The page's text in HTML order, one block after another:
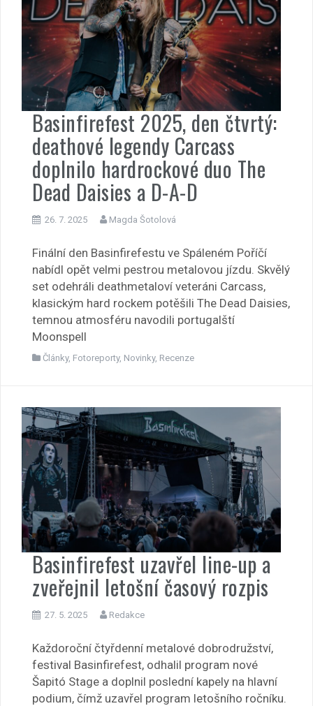
Basinfirefest 2025, den čtvrtý:
deathové legendy Carcass
doplnilo hardrockové duo The
Dead Daisies a D-A-D
26. 7. 2025 Magda Šotolová
Finální den Basinfirefestu ve Spáleném Poříčí
nabídl opět velmi pestrou metalovou jízdu. Skvělý
set odehráli deathmetaloví veteráni Carcass,
klasickým hard rockem potěšili The Dead Daisies,
temnou atmosféru navodili portugalští
Moonspell
Články, Fotoreporty, Novinky, Recenze
Basinfirefest uzavřel line-up a
zveřejnil letošní časový rozpis
27. 5. 2025 Redakce
Každoroční čtyřdenní metalové dobrodružství,
festival Basinfirefest, odhalil program nové
Šapitó Stage a doplnil poslední kapely na hlavní
podium, čímž uzavřel program letošního ročníku.